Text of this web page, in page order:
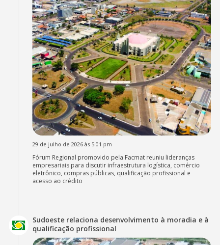
29 de julho de 2026 às 5:01 pm
Fórum Regional promovido pela Facmat reuniu lideranças
empresariais para discutir infraestrutura logística, comércio
eletrônico, compras públicas, qualificação profissional e
acesso ao crédito
Sudoeste relaciona desenvolvimento à moradia e à
qualificação profissional